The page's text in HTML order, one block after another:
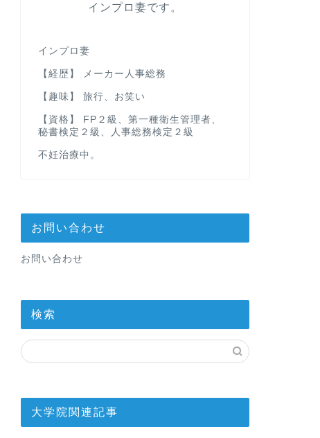
インプロ妻です。
インプロ妻
【経歴】 メーカー人事総務
【趣味】 旅行、お笑い
【資格】 FP２級、第一種衛生管理者、
秘書検定２級、人事総務検定２級
不妊治療中。
お問い合わせ
お問い合わせ
検索
大学院関連記事